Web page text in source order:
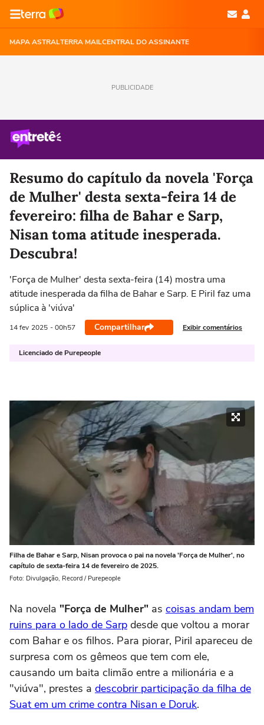
MAPA ASTRALTERRA MAILCENTRAL DO ASSINANTE
PUBLICIDADE
Resumo do capítulo da novela 'Força
de Mulher' desta sexta-feira 14 de
fevereiro: filha de Bahar e Sarp,
Nisan toma atitude inesperada.
Descubra!
'Força de Mulher' desta sexta-feira (14) mostra uma
atitude inesperada da filha de Bahar e Sarp. E Piril faz uma
súplica à 'viúva'
14 fev 2025 - 00h57 Compartilhar Exibir comentários
Licenciado de Purepeople
Filha de Bahar e Sarp, Nisan provoca o pai na novela 'Força de Mulher', no
capítulo de sexta-feira 14 de fevereiro de 2025.
Foto: Divulgação, Record / Purepeople
Na novela "Força de Mulher" as coisas andam bem
ruins para o lado de Sarp desde que voltou a morar
com Bahar e os filhos. Para piorar, Piril apareceu de
surpresa com os gêmeos que tem com ele,
causando um baita climão entre a milionária e a
"viúva", prestes a descobrir participação da filha de
Suat em um crime contra Nisan e Doruk.